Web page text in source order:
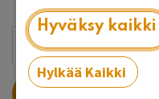
LISÄÄ
Hyväksy kaikki
Hylkää Kaikki